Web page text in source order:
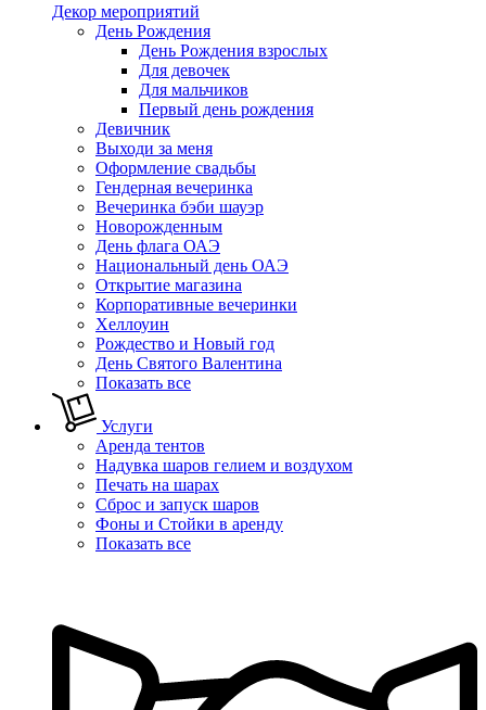
Декор мероприятий
День Рождения
День Рождения взрослых
Для девочек
Для мальчиков
Первый день рождения
Девичник
Выходи за меня
Оформление свадьбы
Гендерная вечеринка
Вечеринка бэби шауэр
Новорожденным
День флага ОАЭ
Национальный день ОАЭ
Открытие магазина
Корпоративные вечеринки
Хеллоуин
Рождество и Новый год
День Святого Валентина
Показать все
Услуги
Аренда тентов
Надувка шаров гелием и воздухом
Печать на шарах
Сброс и запуск шаров
Фоны и Стойки в аренду
Показать все